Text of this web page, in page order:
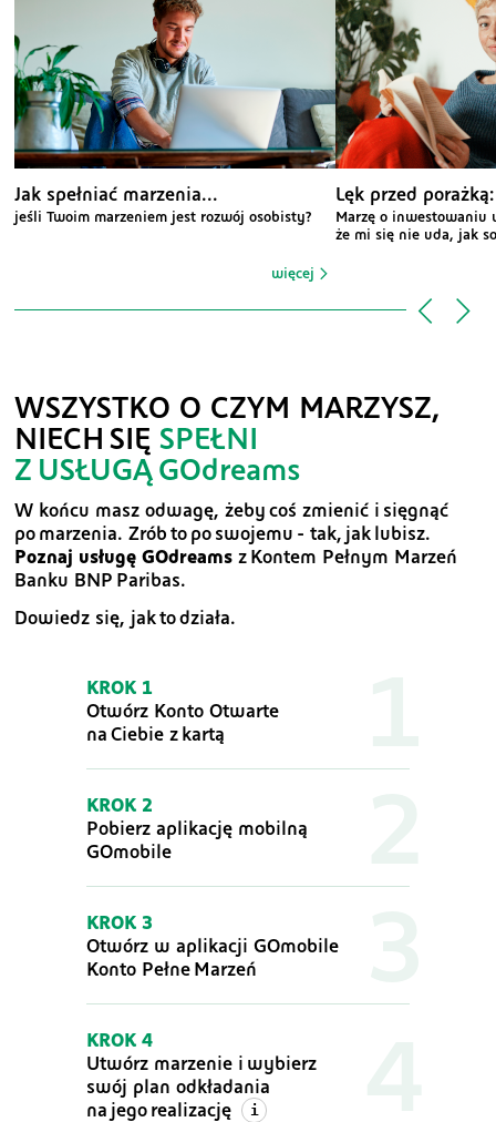
Jak spełniać marzenia...
jeśli Twoim marzeniem jest rozwój osobisty?
więcej
Lęk przed porażką:
Marzę o inwestowaniu
że mi się nie uda, jak
WSZYSTKO O CZYM MARZYSZ,
NIECH SIĘ SPEŁNI
Z USŁUGĄGOdreams
W końcu masz odwagę, żeby coś zmienić i sięgnąć
po marzenia. Zrób to po swojemu - tak, jak lubisz.
Poznaj usługę GOdreams z Kontem Pełnym Marzeń
Banku BNP Paribas.
Dowiedz się, jak to działa.
KROK 1
Otwórz Konto Otwarte
na Ciebie z kartą
KROK 2
Pobierz aplikację mobilną
GOmobile
KROK 3
Otwórz w aplikacji GOmobile
Konto Pełne Marzeń
KROK 4
Utwórz marzenie i wybierz
swój plan odkładania
na jego realizację